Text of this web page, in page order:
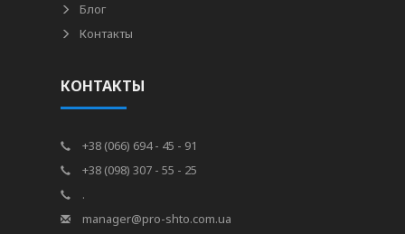
Блог
Контакты
КОНТАКТЫ
+38 (066) 694 - 45 - 91
+38 (098) 307 - 55 - 25
.
manager@pro-shto.com.ua